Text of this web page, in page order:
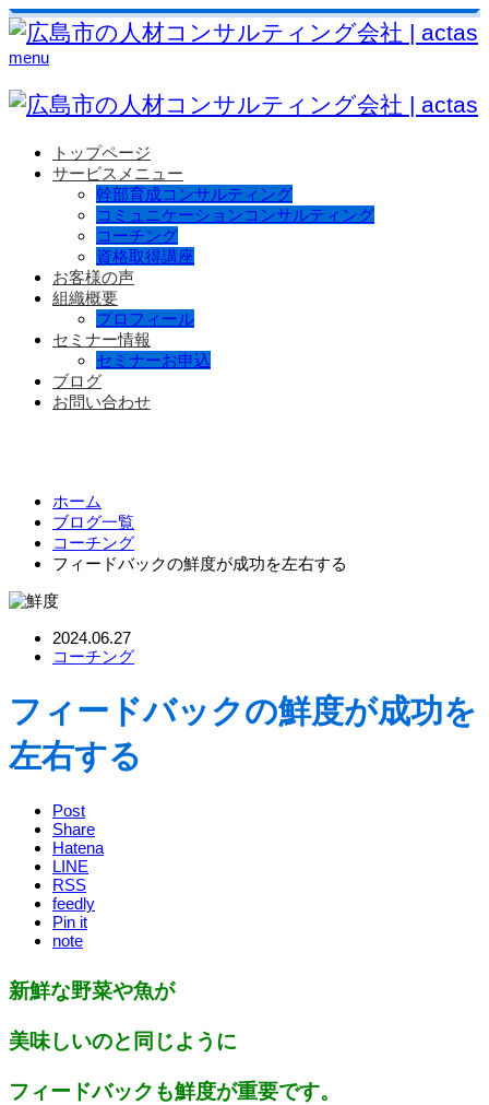
menu
トップページ
サービスメニュー
幹部育成コンサルティング
コミュニケーションコンサルティング
コーチング
資格取得講座
お客様の声
組織概要
プロフィール
セミナー情報
セミナーお申込
ブログ
お問い合わせ
ホーム
ブログ一覧
コーチング
フィードバックの鮮度が成功を左右する
2024.06.27
コーチング
フィードバックの鮮度が成功を
左右する
Post
Share
Hatena
LINE
RSS
feedly
Pin it
note
新鮮な野菜や魚が
美味しいのと同じように
フィードバックも鮮度が重要です。